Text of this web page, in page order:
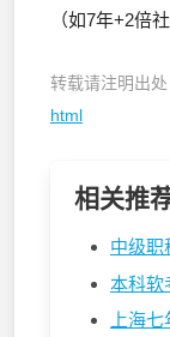
（如7年+2倍
转载请注明出处
html
相关推
中级职
本科软
上海七